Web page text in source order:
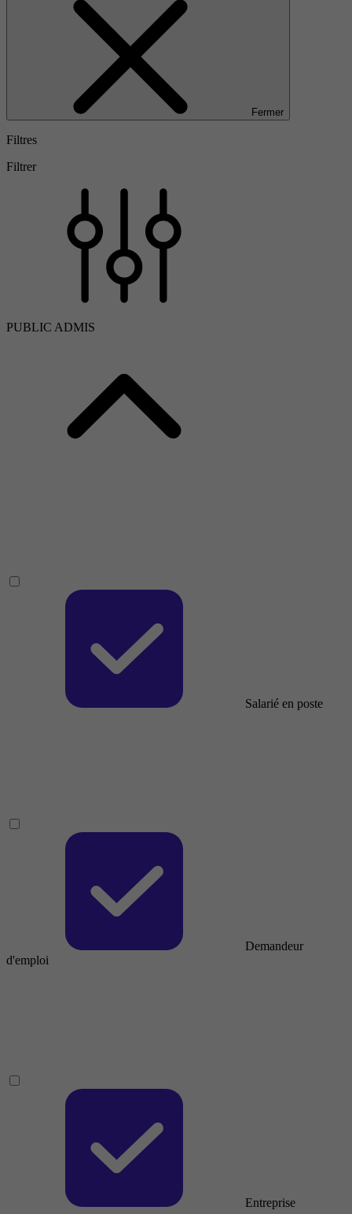
Fermer
Filtres
Filtrer
PUBLIC ADMIS
Salarié en poste
Demandeur
d'emploi
Entreprise